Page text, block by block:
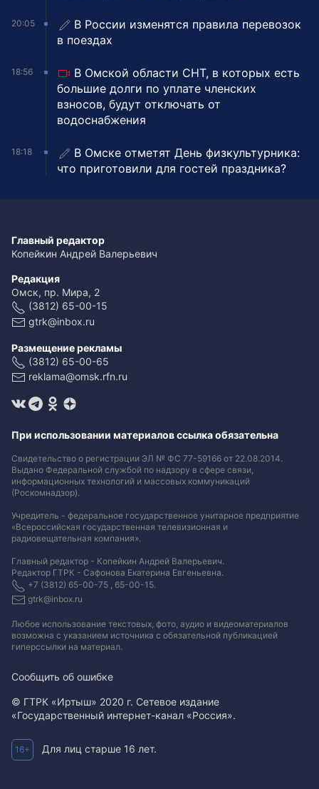
20:05
В России изменятся правила перевозок
в поездах
18:56
В Омской области СНТ, в которых есть
большие долги по уплате членских
взносов, будут отключать от
водоснабжения
18:18
В Омске отметят День физкультурника:
что приготовили для гостей праздника?
Главный редактор
Копейкин Андрей Валерьевич
Редакция
Омск, пр. Мира, 2
(3812) 65-00-15
gtrk@inbox.ru
Размещение рекламы
(3812) 65-00-65
reklama@omsk.rfn.ru
При использовании материалов ссылка обязательна
Свидетельство о регистрации ЭЛ № ФС 77-59166 от 22.08.2014.
Выдано Федеральной службой по надзору в сфере связи,
информационных технологий и массовых коммуникаций
(Роскомнадзор).
Учредитель - федеральное государственное унитарное предприятие
«Всероссийская государственная телевизионная и
радиовещательная компания».
Главный редактор - Копейкин Андрей Валерьевич.
Редактор ГТРК - Сафонова Екатерина Евгеньевна.
+7 (3812) 65-00-75 , 65-00-15.
gtrk@inbox.ru
Любое использование текстовых, фото, аудио и видеоматериалов
возможна с указанием источника с обязательной публикацией
гиперссылки на материал.
Сообщить об ошибке
© ГТРК «Иртыш» 2020 г. Сетевое издание
«Государственный интернет-канал «Россия».
16+ Для лиц старше 16 лет.